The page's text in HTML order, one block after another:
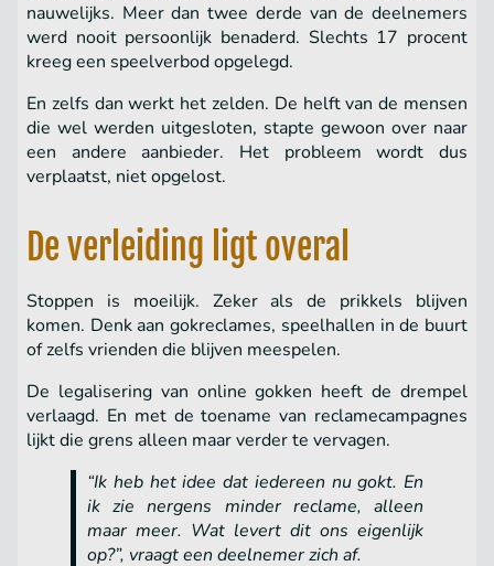
nauwelijks. Meer dan twee derde van de deelnemers
werd nooit persoonlijk benaderd. Slechts 17 procent
kreeg een speelverbod opgelegd.
En zelfs dan werkt het zelden. De helft van de mensen
die wel werden uitgesloten, stapte gewoon over naar
een andere aanbieder. Het probleem wordt dus
verplaatst, niet opgelost.
De verleiding ligt overal
Stoppen is moeilijk. Zeker als de prikkels blijven
komen. Denk aan gokreclames, speelhallen in de buurt
of zelfs vrienden die blijven meespelen.
De legalisering van online gokken heeft de drempel
verlaagd. En met de toename van reclamecampagnes
lijkt die grens alleen maar verder te vervagen.
“Ik heb het idee dat iedereen nu gokt. En
ik zie nergens minder reclame, alleen
maar meer. Wat levert dit ons eigenlijk
op?”, vraagt een deelnemer zich af.